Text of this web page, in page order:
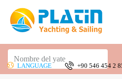
LANGUAGE +90 546 454 2